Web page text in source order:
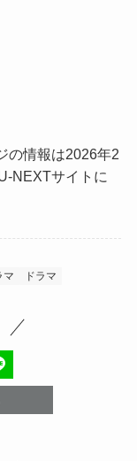
の情報は2026年2
NEXTサイトに
マ ドラマ